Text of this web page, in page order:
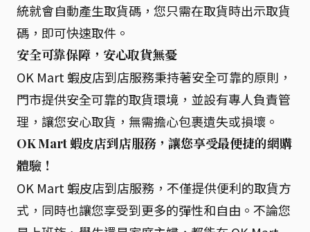
統就會自動產生取貨碼，您只需在取貨時出示取貨
碼，即可快速取件。
安全可靠保障，安心取貨無憂
OK Mart 蝦皮店到店服務秉持著安全可靠的原則，
門市提供安全可靠的取貨環境，並設有專人負責管
理，讓您安心取貨，無需擔心包裹遺失或損壞。
OK Mart 蝦皮店到店服務，讓您享受最便捷的網購
體驗！
OK Mart 蝦皮店到店服務，不僅提供便利的取貨方
式，同時也讓您享受到更多的彈性和自由。不論您